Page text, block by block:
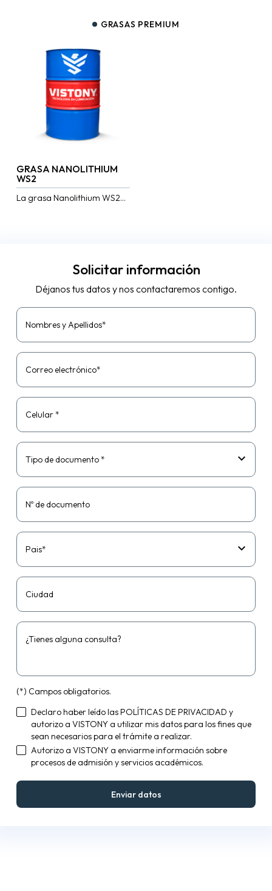
GRASAS PREMIUM
GRASA NANOLITHIUM
WS2
La grasa Nanolithium WS2
Solicitar información
Déjanos tus datos y nos contactaremos contigo.
Nombres y Apellidos*
Correo electrónico*
Celular *
Tipo de documento *
Nº de documento
Pais*
Ciudad
¿Tienes alguna consulta?
(*) Campos obligatorios.
Declaro haber leído lasPOLÍTICAS DE PRIVACIDAD y
autorizo a VISTONY a utilizar mis datos para los fines que
sean necesarios para el trámite a realizar.
Autorizo a VISTONY a enviarme información sobre
procesos de admisión y servicios académicos.